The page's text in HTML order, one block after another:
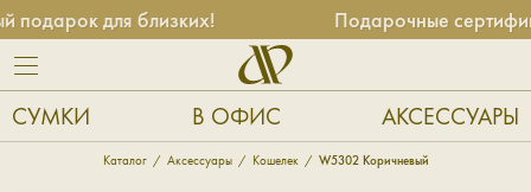
для близких! Подарочные
СУМКИ В ОФИС АКСЕССУАРЫ
Каталог Аксессуары Кошелек W5302 Коричневый